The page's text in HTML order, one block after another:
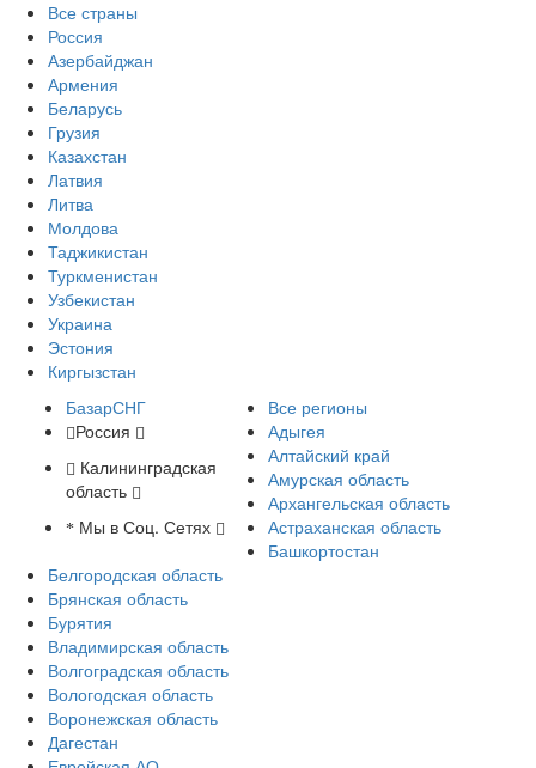
Все страны
Россия
Азербайджан
Армения
Беларусь
Грузия
Казахстан
Латвия
Литва
Молдова
Таджикистан
Туркменистан
Узбекистан
Украина
Эстония
Киргызстан
БазарСНГ
Россия
Калининградская
область
Мы в Соц. Сетях
Все регионы
Адыгея
Алтайский край
Амурская область
Архангельская область
Астраханская область
Башкортостан
Белгородская область
Брянская область
Бурятия
Владимирская область
Волгоградская область
Вологодская область
Воронежская область
Дагестан